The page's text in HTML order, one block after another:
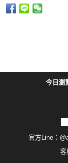
今日瀏
官方Line：
客